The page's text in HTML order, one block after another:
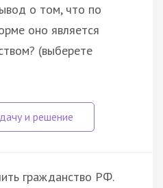
о том, что по
оно является
(выберете
гражданство РФ.